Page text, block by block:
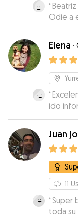
“
Odie a
☺️”
Elena ·
“
ido
Juan
11
“Super
toda su